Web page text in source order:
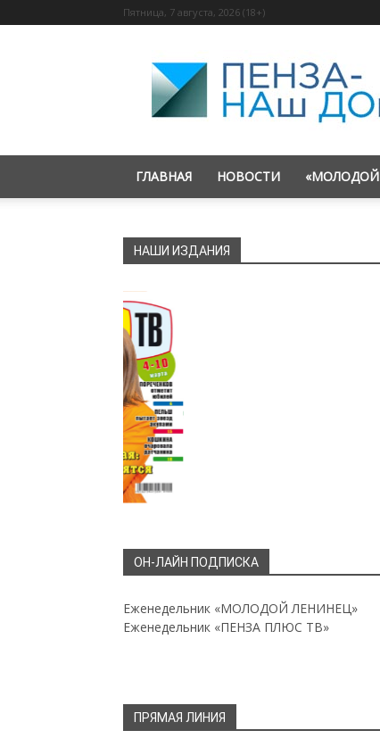
Пятница, 7 августа, 2026 (18+)
«Пенза
—
наш
дом»
ГЛАВНАЯ НОВОСТИ «МОЛОДОЙ
НАШИ ИЗДАНИЯ
ОН-ЛАЙН ПОДПИСКА
Еженедельник «МОЛОДОЙ ЛЕНИНЕЦ»
Еженедельник «ПЕНЗА ПЛЮС ТВ»
ПРЯМАЯ ЛИНИЯ